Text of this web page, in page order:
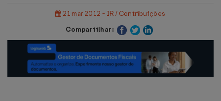
21 mar 2012 - IR / Contribuições
Compartilhar: